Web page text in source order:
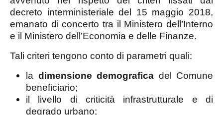
decreto interministeriale del 15 maggio 2018,
emanato di concerto tra il Ministero dell’Interno
e il Ministero dell’Economia e delle Finanze.
Tali criteri tengono conto di parametri quali:
la dimensione demografica del Comune
beneficiario;
il livello di criticità infrastrutturale e di
degrado urbano;